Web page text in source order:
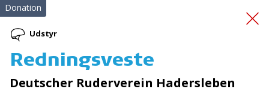
Massagestol til PAM
Donation
Udstyr
Redningsveste
Deutscher Ruderverein Hadersleben